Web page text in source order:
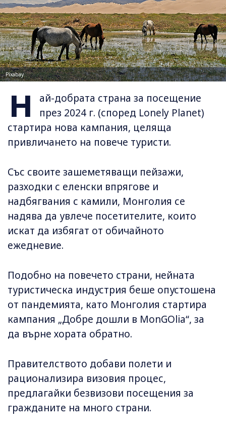
Pixabay
Н
ай-добрата страна за посещение
през 2024 г. (според Lonely Planet)
стартира нова кампания, целяща
привличането на повече туристи.
Със своите зашеметяващи пейзажи,
разходки с еленски впрягове и
надбягвания с камили, Монголия се
надява да увлече посетителите, които
искат да избягат от обичайното
ежедневие.
Подобно на повечето страни, нейната
туристическа индустрия беше опустошена
от пандемията, като Монголия стартира
кампания „Добре дошли в MonGOlia“, за
да върне хората обратно.
Правителството добави полети и
рационализира визовия процес,
предлагайки безвизови посещения за
гражданите на много страни.